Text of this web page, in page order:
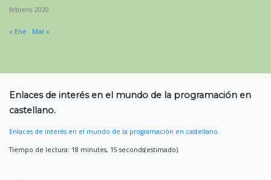
febrero 2020
« Ene Mar »
Enlaces de interés en el mundo de la programación en
castellano.
Enlaces de interés en el mundo de la programación en castellano.
Tiempo de lectura: 18 minutes, 15 seconds(estimado).